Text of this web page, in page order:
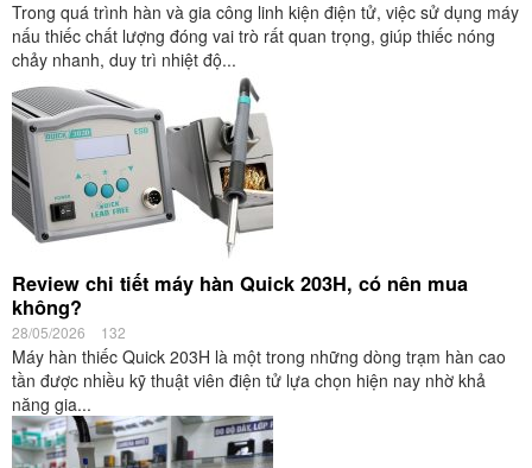
Trong quá trình hàn và gia công linh kiện điện tử, việc sử dụng máy
nấu thiếc chất lượng đóng vai trò rất quan trọng, giúp thiếc nóng
chảy nhanh, duy trì nhiệt độ...
Review chi tiết máy hàn Quick 203H, có nên mua
không?
28/05/2026 132
Máy hàn thiếc Quick 203H là một trong những dòng trạm hàn cao
tần được nhiều kỹ thuật viên điện tử lựa chọn hiện nay nhờ khả
năng gia...